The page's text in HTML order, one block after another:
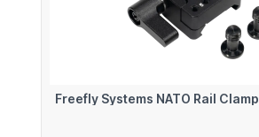
Freefly Systems NATO Rail Clamp